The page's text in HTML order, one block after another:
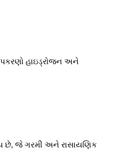
હાઇડ્રોજન અને
છે, જે ગરમી અને રાસાયણિક